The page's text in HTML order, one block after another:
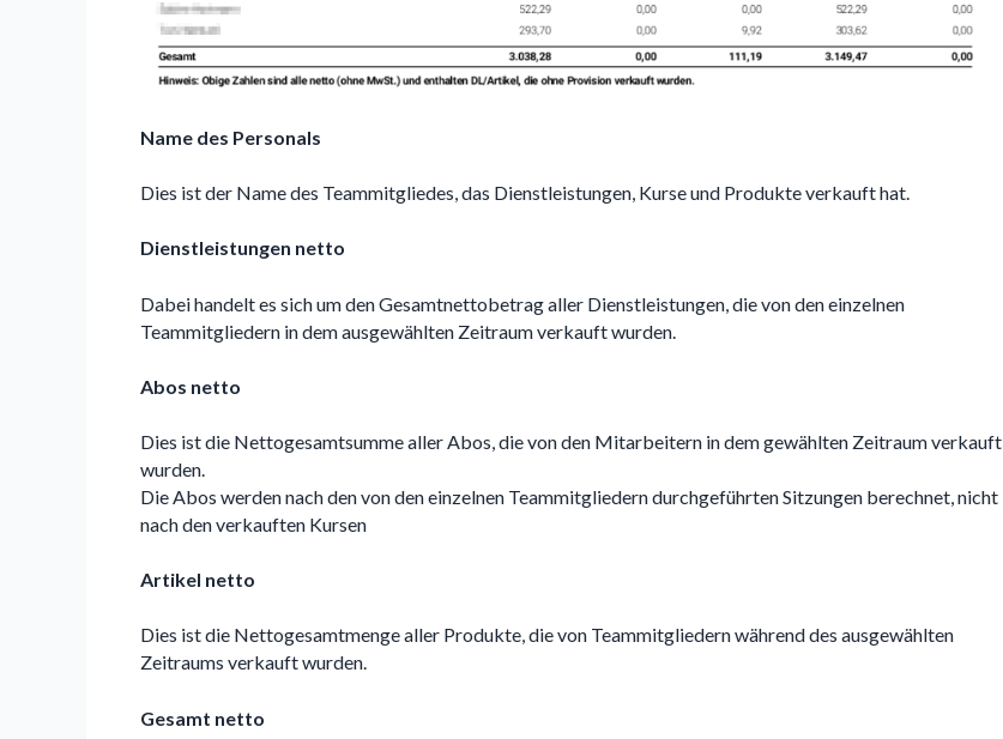
Name des Personals
Dies ist der Name des Teammitgliedes, das Dienstleistungen, Kurse und Produkte verkauft hat.
Dienstleistungen netto
Dabei handelt es sich um den Gesamtnettobetrag aller Dienstleistungen, die von den einzelnen
Teammitgliedern in dem ausgewählten Zeitraum verkauft wurden.
Abos netto
Dies ist die Nettogesamtsumme aller Abos, die von den Mitarbeitern in dem gewählten Zeitraum verkauft
wurden.
Die Abos werden nach den von den einzelnen Teammitgliedern durchgeführten Sitzungen berechnet, nicht
nach den verkauften Kursen
Artikel netto
Dies ist die Nettogesamtmenge aller Produkte, die von Teammitgliedern während des ausgewählten
Zeitraums verkauft wurden.
Gesamt netto